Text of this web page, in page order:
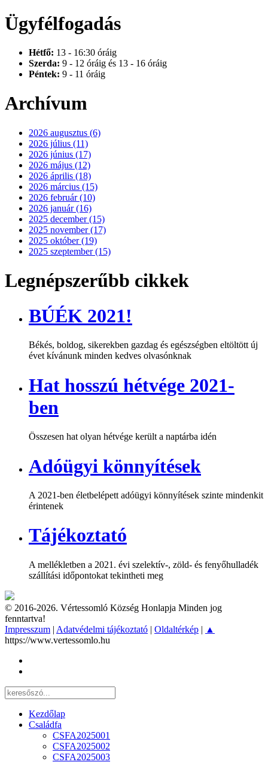
Ügyfélfogadás
Hétfő: 13 - 16:30 óráig
Szerda: 9 - 12 óráig és 13 - 16 óráig
Péntek: 9 - 11 óráig
Archívum
2026 augusztus (6)
2026 július (11)
2026 június (17)
2026 május (12)
2026 április (18)
2026 március (15)
2026 február (10)
2026 január (16)
2025 december (15)
2025 november (17)
2025 október (19)
2025 szeptember (15)
Legnépszerűbb cikkek
BÚÉK 2021!
Békés, boldog, sikerekben gazdag és egészségben eltöltött új
évet kívánunk minden kedves olvasónknak
Hat hosszú hétvége 2021-
ben
Összesen hat olyan hétvége került a naptárba idén
Adóügyi könnyítések
A 2021-ben életbelépett adóügyi könnyítések szinte mindenkit
érintenek
Tájékoztató
A mellékletben a 2021. évi szelektív-, zöld- és fenyőhulladék
szállítási időpontokat tekintheti meg
© 2016-2026. Vértessomló Község Honlapja Minden jog
fenntartva!
Impresszum | Adatvédelmi tájékoztató | Oldaltérkép | ▲
https://www.vertessomlo.hu
Kezdőlap
Családfa
CSFA2025001
CSFA2025002
CSFA2025003